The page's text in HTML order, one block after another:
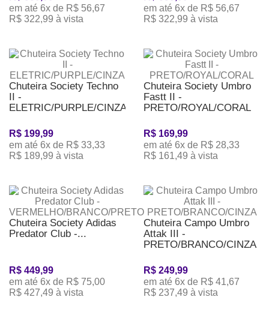
em até 6x de R$ 56,67
R$ 322,99 à vista
em até 6x de R$ 56,67
R$ 322,99 à vista
Chuteira Society Techno
II -
ELETRIC/PURPLE/CINZA
R$ 199,99
em até 6x de R$ 33,33
R$ 189,99 à vista
Chuteira Society Umbro
Fastt II -
PRETO/ROYAL/CORAL
R$ 169,99
em até 6x de R$ 28,33
R$ 161,49 à vista
Chuteira Society Adidas
Predator Club -...
R$ 449,99
em até 6x de R$ 75,00
R$ 427,49 à vista
Chuteira Campo Umbro
Attak III -
PRETO/BRANCO/CINZA
R$ 249,99
em até 6x de R$ 41,67
R$ 237,49 à vista